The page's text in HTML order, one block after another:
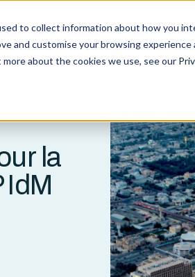
to collect information about how you
and customise your browsing experience
about the cookies we use, see our
Entreprise
la
IdM